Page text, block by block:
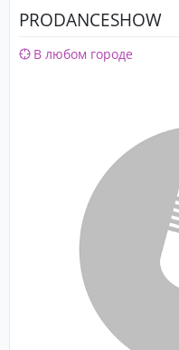
PRODANCESHOW
В любом городе